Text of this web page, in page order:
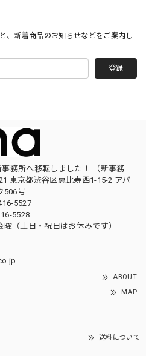
、新着商品のお知らせなどをご案内し
登録
務所へ移転しました！ （新事務
東京都渋谷区恵比寿西1-15-2 アパ
506号
5527
5528
曜（土日・祝日はお休みです）
ABOUT
MAP
送料について